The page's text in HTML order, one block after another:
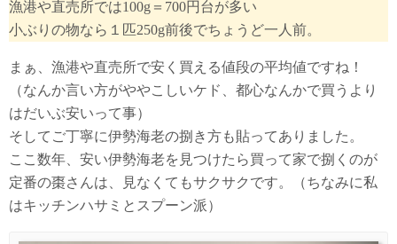
漁港や直売所では100g＝700円台が多い
小ぶりの物なら１匹250g前後でちょうど一人前。
まぁ、漁港や直売所で安く買える値段の平均値ですね！
（なんか言い方がややこしいケド、都心なんかで買うより
はだいぶ安いって事）
そしてご丁寧に伊勢海老の捌き方も貼ってありました。
ここ数年、安い伊勢海老を見つけたら買って家で捌くのが
定番の棗さんは、見なくてもサクサクです。（ちなみに私
はキッチンハサミとスプーン派）